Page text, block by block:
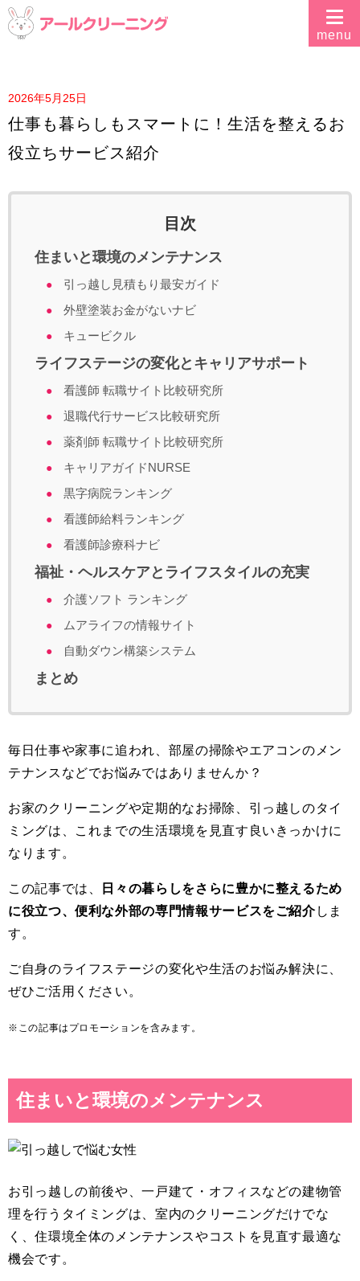
2026年5月25日
仕事も暮らしもスマートに！生活を整えるお
役立ちサービス紹介
目次
住まいと環境のメンテナンス
引っ越し見積もり最安ガイド
外壁塗装お金がないナビ
キュービクル
ライフステージの変化とキャリアサポート
看護師 転職サイト比較研究所
退職代行サービス比較研究所
薬剤師 転職サイト比較研究所
キャリアガイドNURSE
黒字病院ランキング
看護師給料ランキング
看護師診療科ナビ
福祉・ヘルスケアとライフスタイルの充実
介護ソフト ランキング
ムアライフの情報サイト
自動ダウン構築システム
まとめ
毎日仕事や家事に追われ、部屋の掃除やエアコンのメン
テナンスなどでお悩みではありませんか？
お家のクリーニングや定期的なお掃除、引っ越しのタイ
ミングは、これまでの生活環境を見直す良いきっかけに
なります。
この記事では、
日々の暮らしをさらに豊かに整えるため
に役立つ、便利な外部の専門情報サービスをご紹介しま
す。
ご自身のライフステージの変化や生活のお悩み解決に、
ぜひご活用ください。
※この記事はプロモーションを含みます。
住まいと環境のメンテナンス
お引っ越しの前後や、一戸建て・オフィスなどの建物管
理を行うタイミングは、室内のクリーニングだけでな
く、住環境全体のメンテナンスやコストを見直す最適な
機会です。